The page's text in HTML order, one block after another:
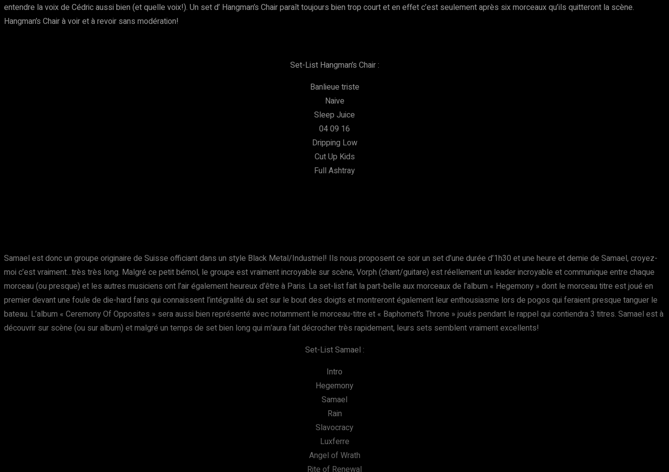
entendre la voix de Cédric aussi bien (et quelle voix!). Un set d’ Hangman’s Chair paraît toujours bien trop court et en effet c’est seulement après six morceaux qu’ils quitteront la scène.
Hangman’s Chair à voir et à revoir sans modération!
Set-List Hangman’s Chair :
Banlieue triste
Naive
Sleep Juice
04 09 16
Dripping Low
Cut Up Kids
Full Ashtray
Samael est donc un groupe originaire de Suisse officiant dans un style Black Metal/Industriel! Ils nous proposent ce soir un set d’une durée d’1h30 et une heure et demie de Samael, croyez-
moi c’est vraiment…très très long. Malgré ce petit bémol, le groupe est vraiment incroyable sur scène, Vorph (chant/guitare) est réellement un leader incroyable et communique entre chaque
morceau (ou presque) et les autres musiciens ont l’air également heureux d’être à Paris. La set-list fait la part-belle aux morceaux de l’album « Hegemony » dont le morceau titre est joué en
premier devant une foule de die-hard fans qui connaissent l’intégralité du set sur le bout des doigts et montreront également leur enthousiasme lors de pogos qui feraient presque tanguer le
bateau. L’album « Ceremony Of Opposites » sera aussi bien représenté avec notamment le morceau-titre et « Baphomet’s Throne » joués pendant le rappel qui contiendra 3 titres. Samael est à
découvrir sur scène (ou sur album) et malgré un temps de set bien long qui m’aura fait décrocher très rapidement, leurs sets semblent vraiment excellents!
Set-List Samael :
Intro
Hegemony
Samael
Rain
Slavocracy
Luxferre
Angel of Wrath
Rite of Renewal